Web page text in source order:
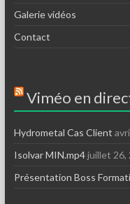
Galerie vidéos
Contact
Viméo en
Hydrometal Cas Client
Isolvar MIN.mp4juillet 26,
Présentation Boss